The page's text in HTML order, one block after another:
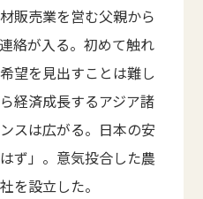
販売業を営む父親から
絡が入る。初めて触れ
望を見出すことは難し
経済成長するアジア諸
スは広がる。日本の安
ず」。意気投合した農
を設立した。